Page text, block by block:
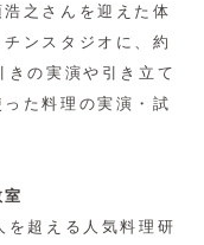
之さんを迎えた体
ンスタジオに、約
の実演や引き立て
た料理の実演・試
を超える人気料理研